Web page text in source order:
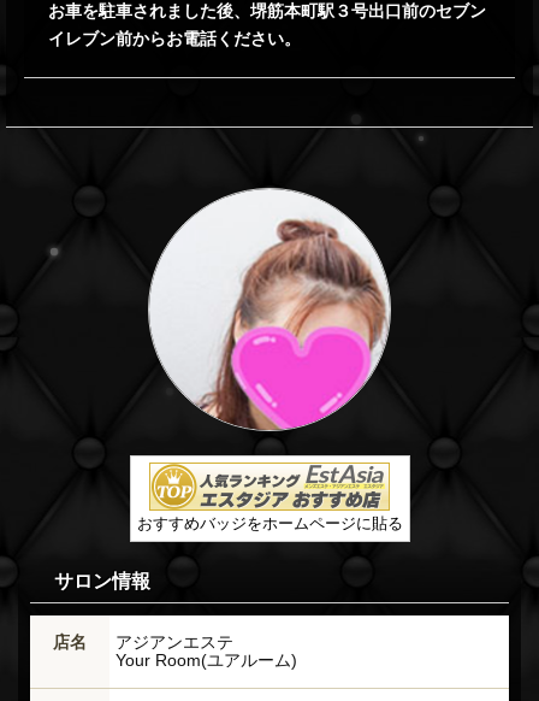
お車を駐車されました後、堺筋本町駅３号出口前のセブン
イレブン前からお電話ください。
おすすめバッジをホームページに貼る
サロン情報
店名
アジアンエステ
Your Room(ユアルーム)